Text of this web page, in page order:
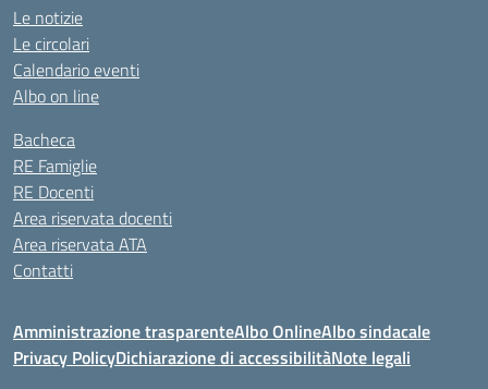
Le notizie
Le circolari
Calendario eventi
Albo on line
Bacheca
RE Famiglie
RE Docenti
Area riservata docenti
Area riservata ATA
Contatti
Amministrazione trasparenteAlbo OnlineAlbo sindacale
Privacy PolicyDichiarazione di accessibilitàNote legali